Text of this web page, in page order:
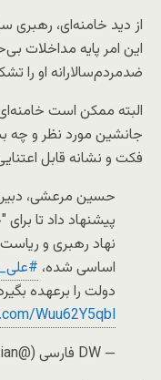
از دید خامنه‌ای،
این امر پایه مداخلات
ضدمردم‌سالارانه او را
البته ممکن است
جانشین مورد نظر و چه
فکت و نشانه قابل
حسین مرعشی، دبیر
پیشنهاد داد تا
نهاد رهبری و
اساسی شده،
دولت را برعهده
Wuu62Y5qbl
— DW فارسی (@dw_persian)